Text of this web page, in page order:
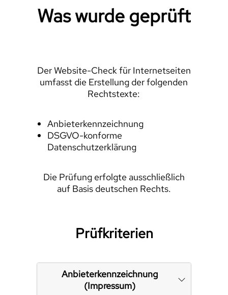
Was wurde geprüft
Der Website-Check für Internetseiten
umfasst die Erstellung der folgenden
Rechtstexte:
Anbieterkennzeichnung
DSGVO-konforme
Datenschutzerklärung
Die Prüfung erfolgte ausschließlich
auf Basis deutschen Rechts.
Prüfkriterien
Anbieterkennzeichnung
(Impressum)